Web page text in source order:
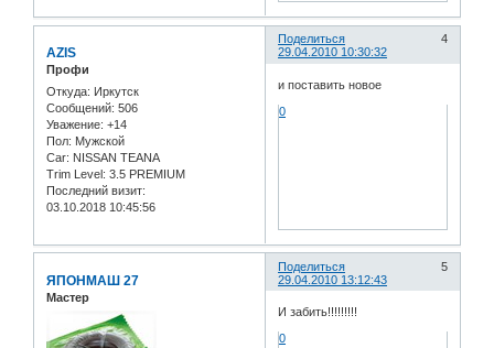
Поделиться
4
29.04.2010 10:30:32
AZIS
Профи
Откуда: Иркутск
Сообщений: 506
Уважение: +14
Пол: Мужской
Car: NISSAN TEANA
Trim Level: 3.5 PREMIUM
Последний визит:
03.10.2018 10:45:56
и поставить новое
0
Поделиться
5
29.04.2010 13:12:43
ЯПОНМАШ 27
Мастер
И забить!!!!!!!!!
0